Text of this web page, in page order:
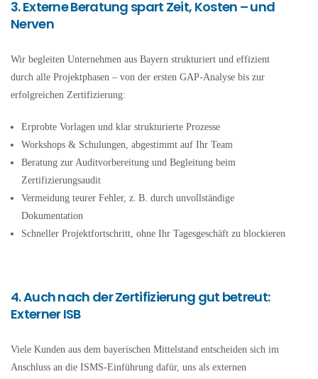
3. Externe Beratung spart Zeit, Kosten – und
Nerven
Wir begleiten Unternehmen aus Bayern strukturiert und effizient
durch alle Projektphasen – von der ersten GAP-Analyse bis zur
erfolgreichen Zertifizierung:
Erprobte Vorlagen und klar strukturierte Prozesse
Workshops & Schulungen, abgestimmt auf Ihr Team
Beratung zur Auditvorbereitung und Begleitung beim
Zertifizierungsaudit
Vermeidung teurer Fehler, z. B. durch unvollständige
Dokumentation
Schneller Projektfortschritt, ohne Ihr Tagesgeschäft zu blockieren
4. Auch nach der Zertifizierung gut betreut:
Externer ISB
Viele Kunden aus dem bayerischen Mittelstand entscheiden sich im
Anschluss an die ISMS-Einführung dafür, uns als externen